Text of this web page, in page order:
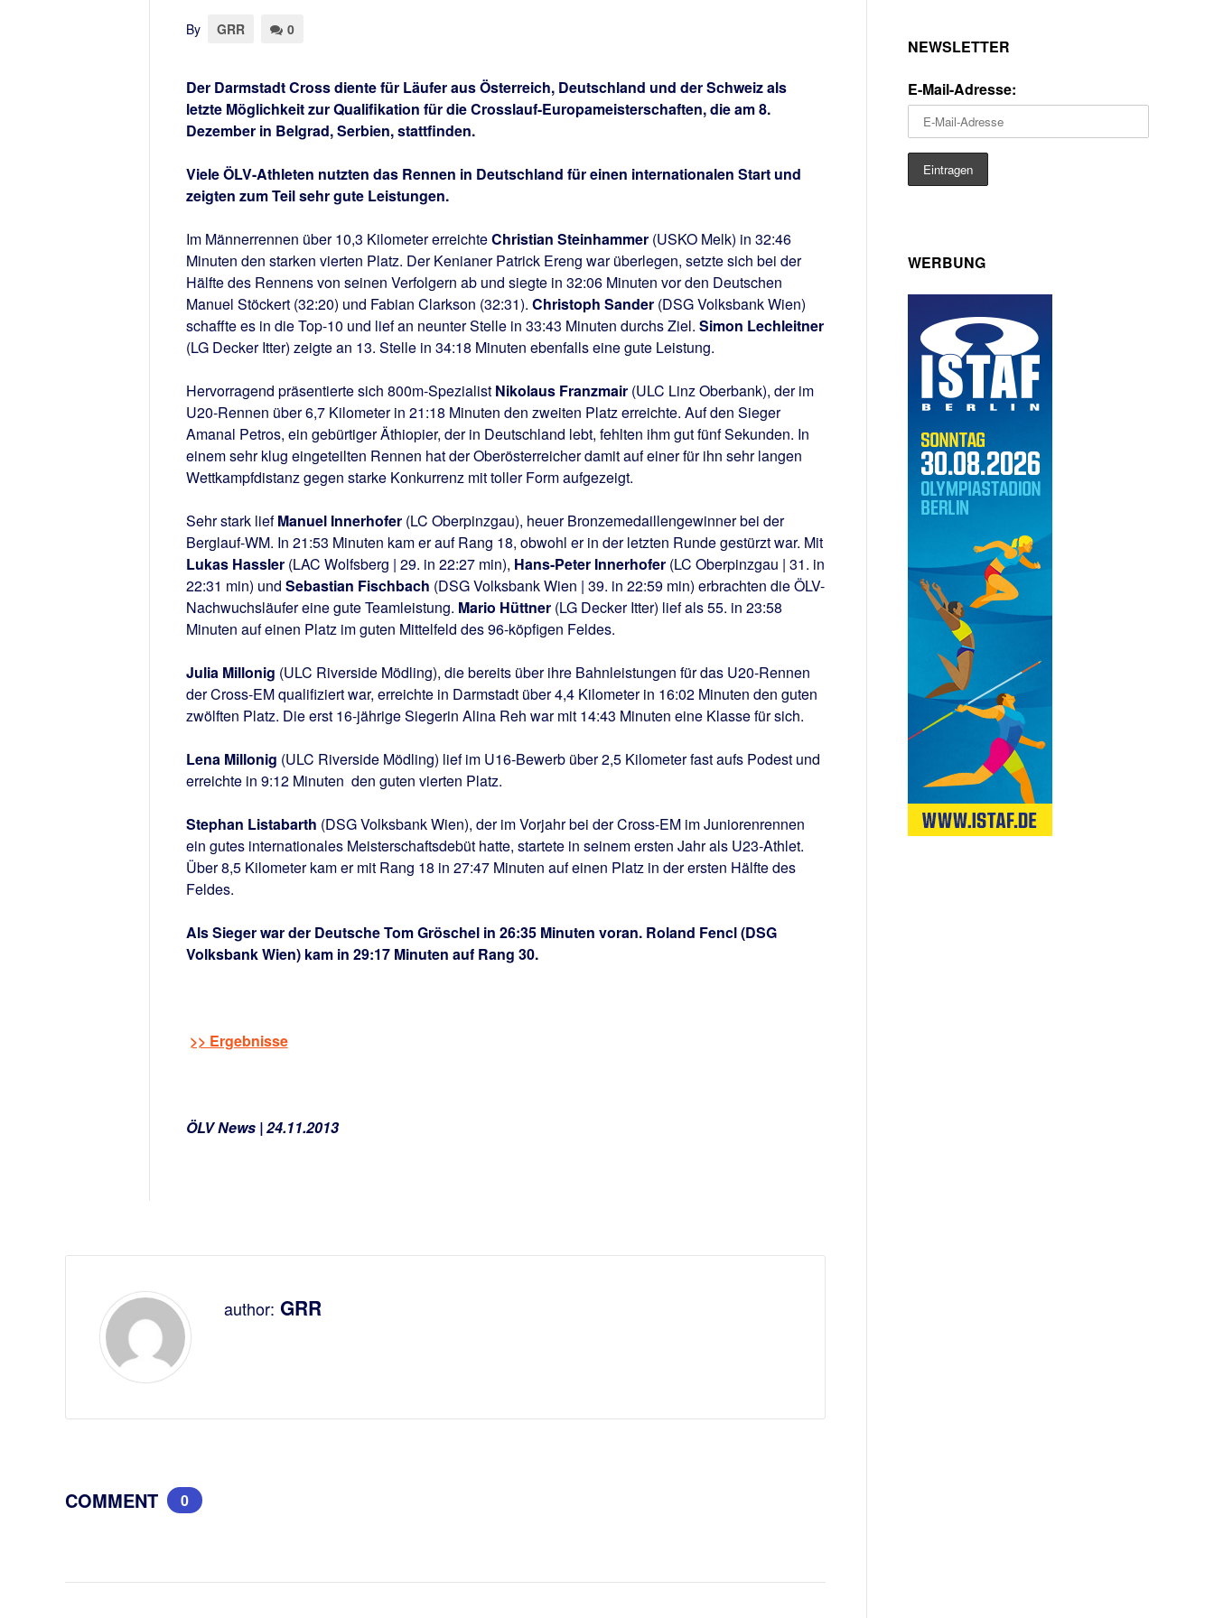
By GRR 0
Der Darmstadt Cross diente für Läufer aus Österreich, Deutschland und der Schweiz als
letzte Möglichkeit zur Qualifikation für die Crosslauf-Europameisterschaften, die am 8.
Dezember in Belgrad, Serbien, stattfinden.
Viele ÖLV-Athleten nutzten das Rennen in Deutschland für einen internationalen Start und
zeigten zum Teil sehr gute Leistungen.
Im Männerrennen über 10,3 Kilometer erreichteChristian Steinhammer(USKO Melk) in 32:46
Minuten den starken vierten Platz. Der Kenianer Patrick Ereng war überlegen, setzte sich bei der
Hälfte des Rennens von seinen Verfolgern ab und siegte in 32:06 Minuten vor den Deutschen
Manuel Stöckert (32:20) und Fabian Clarkson (32:31). Christoph Sander(DSG Volksbank Wien)
schaffte es in die Top-10 und lief an neunter Stelle in 33:43 Minuten durchs Ziel. Simon Lechleitner
(LG Decker Itter) zeigte an 13. Stelle in 34:18 Minuten ebenfalls eine gute Leistung.
Hervorragend präsentierte sich 800m-Spezialist Nikolaus Franzmair(ULC Linz Oberbank), der im
U20-Rennen über 6,7 Kilometer in 21:18 Minuten den zweiten Platz erreichte. Auf den Sieger
Amanal Petros, ein gebürtiger Äthiopier, der in Deutschland lebt, fehlten ihm gut fünf Sekunden. In
einem sehr klug eingeteilten Rennen hat der Oberösterreicher damit auf einer für ihn sehr langen
Wettkampfdistanz gegen starke Konkurrenz mit toller Form aufgezeigt.
Sehr stark liefManuel Innerhofer(LC Oberpinzgau), heuer Bronzemedaillengewinner bei der
Berglauf-WM. In 21:53 Minuten kam er auf Rang 18, obwohl er in der letzten Runde gestürzt war. Mit
Lukas Hassler(LAC Wolfsberg | 29. in 22:27 min), Hans-Peter Innerhofer(LC Oberpinzgau | 31. in
22:31 min) und Sebastian Fischbach (DSG Volksbank Wien | 39. in 22:59 min) erbrachten die ÖLV-
Nachwuchsläufer eine gute Teamleistung. Mario Hüttner(LG Decker Itter) lief als 55. in 23:58
Minuten auf einen Platz im guten Mittelfeld des 96-köpfigen Feldes.
Julia Millonig (ULC Riverside Mödling), die bereits über ihre Bahnleistungen für das U20-Rennen
der Cross-EM qualifiziert war, erreichte in Darmstadt über 4,4 Kilometer in 16:02 Minuten den guten
zwölften Platz. Die erst 16-jährige Siegerin Alina Reh war mit 14:43 Minuten eine Klasse für sich.
Lena Millonig (ULC Riverside Mödling) lief im U16-Bewerb über 2,5 Kilometer fast aufs Podest und
erreichte in 9:12 Minuten den guten vierten Platz.
Stephan Listabarth (DSG Volksbank Wien), der im Vorjahr bei der Cross-EM im Juniorenrennen
ein gutes internationales Meisterschaftsdebüt hatte, startete in seinem ersten Jahr als U23-Athlet.
Über 8,5 Kilometer kam er mit Rang 18 in 27:47 Minuten auf einen Platz in der ersten Hälfte des
Feldes.
Als Sieger war der Deutsche Tom Gröschel in 26:35 Minuten voran. Roland Fencl (DSG
Volksbank Wien) kam in 29:17 Minuten auf Rang 30.
>> Ergebnisse
ÖLV News | 24.11.2013
author: GRR
COMMENT 0
NEWSLETTER
E-Mail-Adresse:
WERBUNG